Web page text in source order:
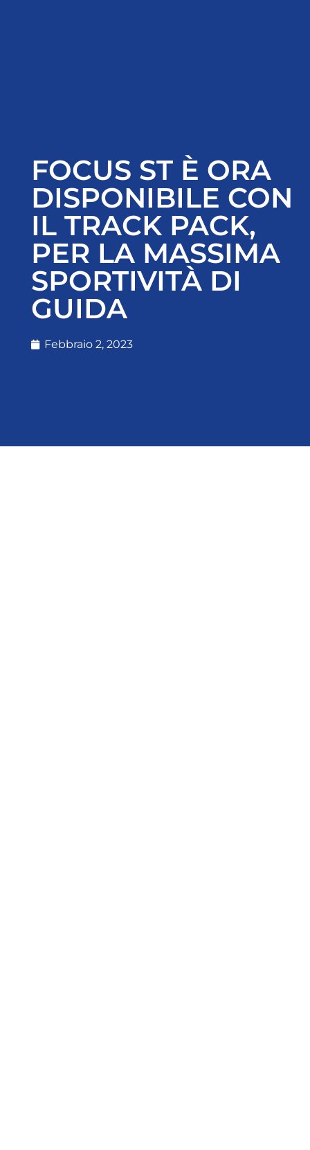
FOCUS ST È ORA
DISPONIBILE CON
IL TRACK PACK,
PER LA MASSIMA
SPORTIVITÀ DI
GUIDA
Febbraio 2, 2023